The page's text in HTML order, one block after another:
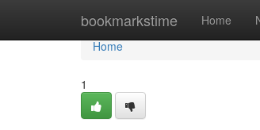
bookmarkstime Home
Home
Home
1